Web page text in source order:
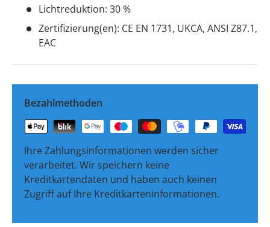
Lichtreduktion: 30 %
Zertifizierung(en): CE EN 1731, UKCA, ANSI Z87.1,
EAC
Bezahlmethoden
Ihre Zahlungsinformationen werden sicher
verarbeitet. Wir speichern keine
Kreditkartendaten und haben auch keinen
Zugriff auf Ihre Kreditkarteninformationen.